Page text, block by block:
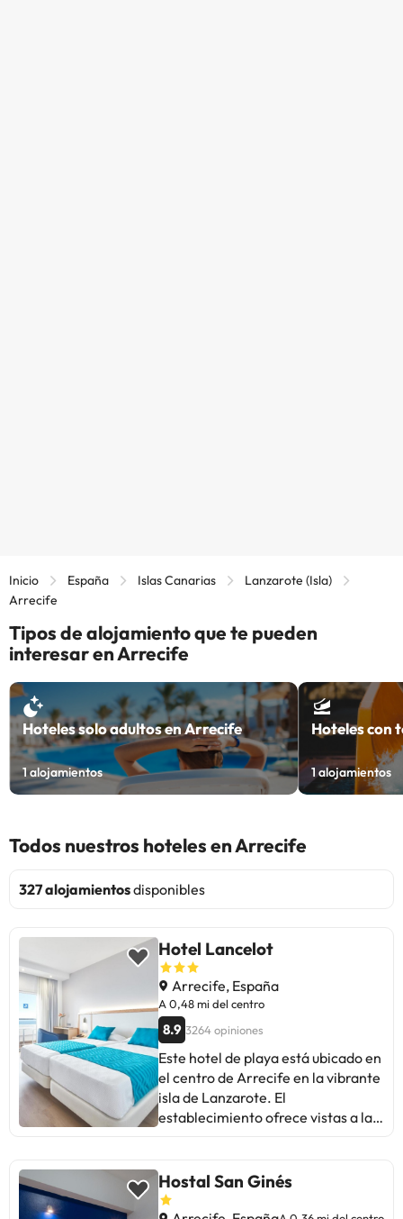
Inicio España Islas Canarias
Lanzarote (Isla)
Arrecife
Tipos de alojamiento que te pueden
interesar en Arrecife
Hoteles solo adultos en Arrecife
1alojamientos
Hoteles con
1 alojamientos
Todos nuestros hoteles en Arrecife
327 alojamientosdisponibles
Hotel Lancelot
Arrecife, España
A 0,48 mi del centro
8.9 3264 opiniones
Este hotel de playa está ubicado en
el centro de Arrecife en la vibrante
isla de Lanzarote. El
establecimiento ofrece vistas a la
proporcionando a sus viajeros el
lugar ideal para disfrutar de
Hostal San Ginés